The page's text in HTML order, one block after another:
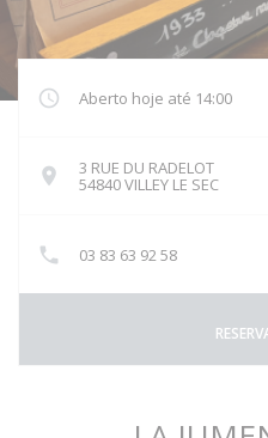
Aberto hoje até 14:00
3 RUE DU RADELOT
54840 VILLEY LE SEC((abre
03 83 63 92 58